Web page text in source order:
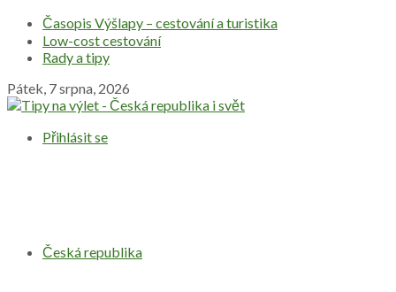
Časopis Výšlapy – cestování a turistika
Low-cost cestování
Rady a tipy
Pátek, 7 srpna, 2026
Přihlásit se
Česká republika